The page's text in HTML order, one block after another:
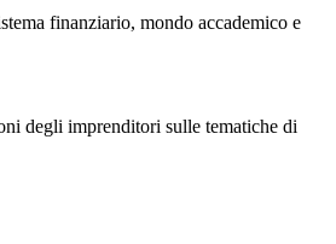
finanziario, mondo accademico e
degli imprenditori sulle tematiche di